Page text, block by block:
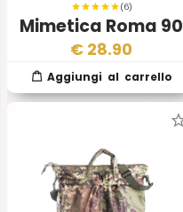
(6)
Mimetica Roma 90
€ 28.90